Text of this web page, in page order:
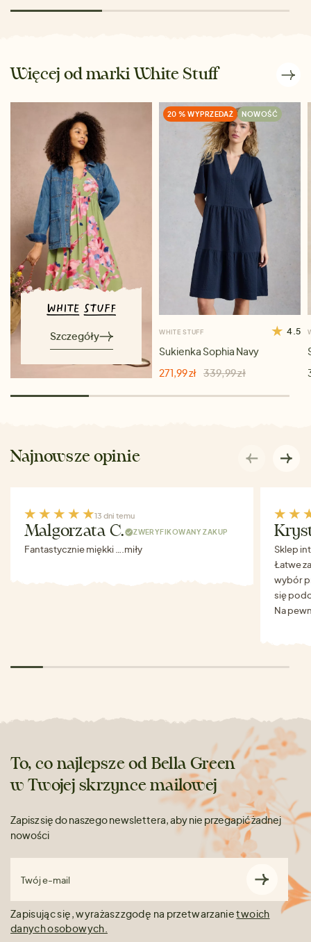
Więcej od marki White Stuff
Szczegóły
20 % WYPRZEDAŻ NOWOŚĆ
WHITE STUFF 4.5
Sukienka Sophia Navy
271,99 zł 339,99 zł
Najnowsze opinie
13 dni temu
Malgorzata C. ZWERYFIKOWANY ZAKUP
Fantastycznie miękki ….miły
Sklep
Łatwe
wybór
się
Na
To, co najlepsze od Bella Green
w Twojej skrzynce mailowej
Zapisz się do naszego newslettera, aby nie przegapić żadnej
nowości
Twój e-mail
Zapisując się, wyrażasz zgodę na przetwarzanietwoich
danych osobowych.